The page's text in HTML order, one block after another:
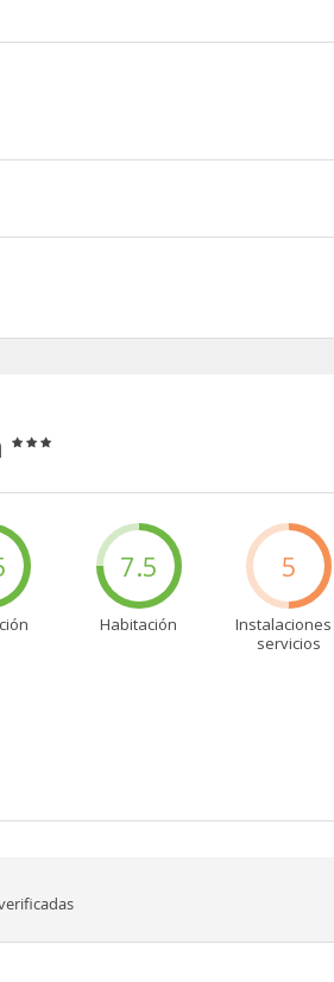
aunque también puedes disfrutar
un desayuno bufé todos los días
7.5
Habitación
5
servicios